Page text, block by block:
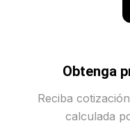
Obtenga
Reciba
calculada